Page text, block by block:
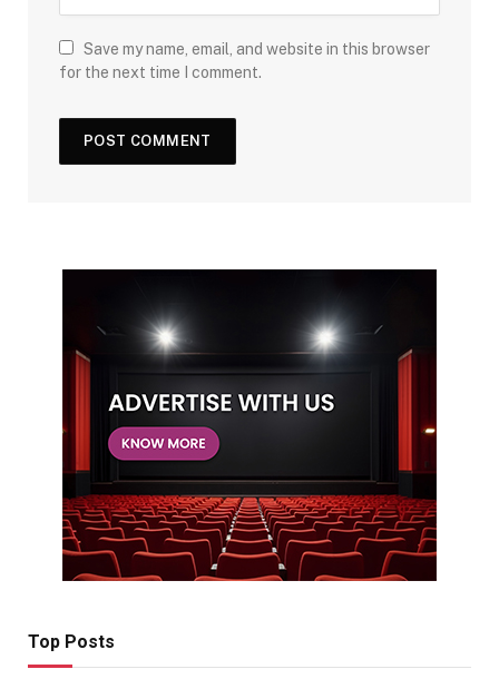
Save my name, email, and website in this browser
for the next time I comment.
Top Posts